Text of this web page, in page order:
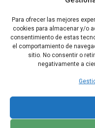
Para ofrecer las mejores
cookies para almacenar y/o
consentimiento de estas
el comportamiento de
sitio. No consentir o
negativamente a
Cuando el Señor cambie la
se alegrará Jacob, se
Capítulo